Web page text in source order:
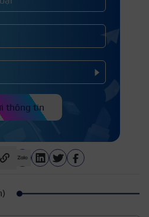
thông tin